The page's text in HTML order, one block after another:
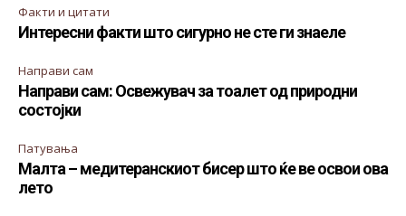
Факти и цитати
Интересни факти што сигурно не сте ги знаеле
Направи сам
Направи сам: Освежувач за тоалет од природни
состојки
Патувања
Малта – медитеранскиот бисер што ќе ве освои ова
лето